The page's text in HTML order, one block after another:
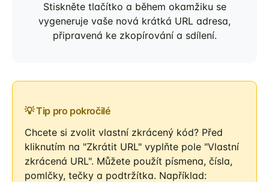
Stiskněte tlačítko a během okamžiku se
vygeneruje vaše nová krátká URL adresa,
připravená ke zkopírování a sdílení.
💡 Tip pro pokročilé
Chcete si zvolit vlastní zkrácený kód? Před
kliknutím na "Zkrátit URL" vyplňte pole "Vlastní
zkrácená URL". Můžete použít písmena, čísla,
pomlčky, tečky a podtržítka. Například: